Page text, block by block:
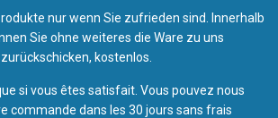
nur wenn Sie zufrieden sind. Innerhalb
Sie ohne weiteres die Ware zu uns
zurückschicken, kostenlos.
si vous êtes satisfait. Vous pouvez nous
commande dans les 30 jours sans frais